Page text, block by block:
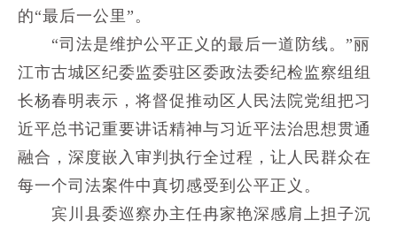
的“最后一公里”。
“司法是维护公平正义的最后一道防线。”丽
江市古城区纪委监委驻区委政法委纪检监察组组
长杨春明表示，将督促推动区人民法院党组把习
近平总书记重要讲话精神与习近平法治思想贯通
融合，深度嵌入审判执行全过程，让人民群众在
每一个司法案件中真切感受到公平正义。
宾川县委巡察办主任冉家艳深感肩上担子沉